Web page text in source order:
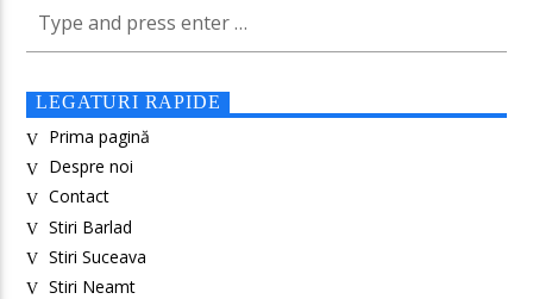
LEGATURI RAPIDE
Prima pagină
Despre noi
Contact
Stiri Barlad
Stiri Suceava
Stiri Neamt